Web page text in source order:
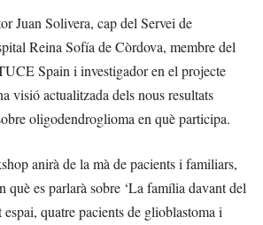
Juan Solivera, cap del Servei de
Reina Sofía de Còrdova, membre del
Spain i investigador en el projecte
visió actualitzada dels nous resultats
oligodendroglioma en què participa.
anirà de la mà de pacients i familiars,
què es parlarà sobre ‘La família davant del
espai, quatre pacients de glioblastoma i